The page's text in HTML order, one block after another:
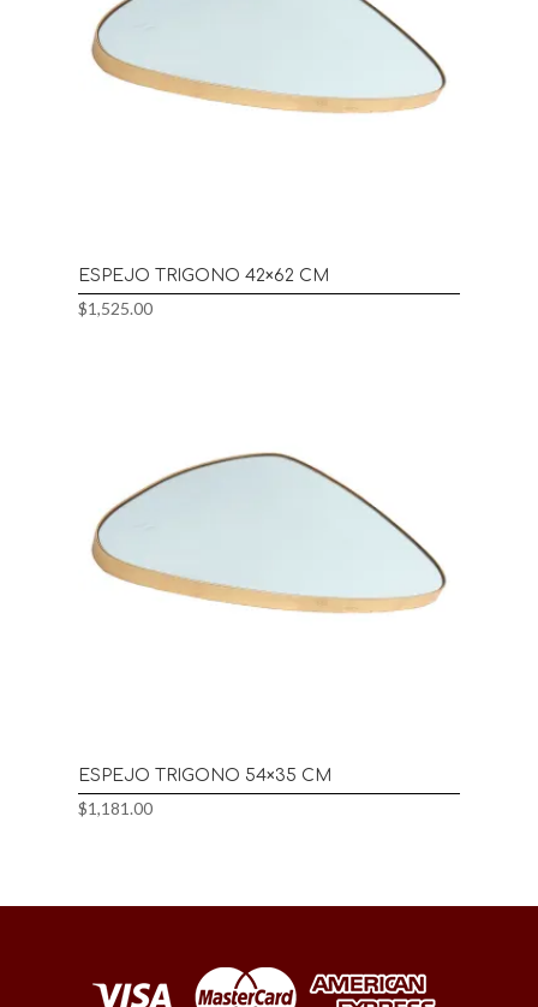
ESPEJO TRIGONO 42×62 CM
$1,525.00
ESPEJO TRIGONO 54×35 CM
$1,181.00